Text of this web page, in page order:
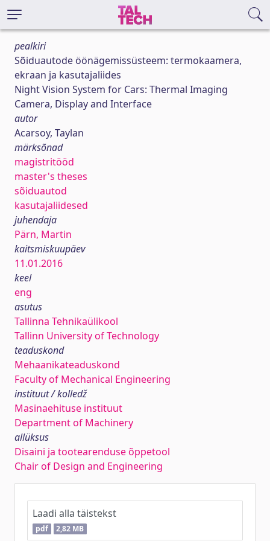
pealkiri
Sõiduautode öönägemissüsteem: termokaamera,
ekraan ja kasutajaliides
Night Vision System for Cars: Thermal Imaging
Camera, Display and Interface
autor
Acarsoy, Taylan
märksõnad
magistritööd
master's theses
sõiduautod
kasutajaliidesed
juhendaja
Pärn, Martin
kaitsmiskuupäev
11.01.2016
keel
eng
asutus
Tallinna Tehnikaülikool
Tallinn University of Technology
teaduskond
Mehaanikateaduskond
Faculty of Mechanical Engineering
instituut / kolledž
Masinaehituse instituut
Department of Machinery
allüksus
Disaini ja tootearenduse õppetool
Chair of Design and Engineering
Laadi alla täistekst
pdf 2,82 MB